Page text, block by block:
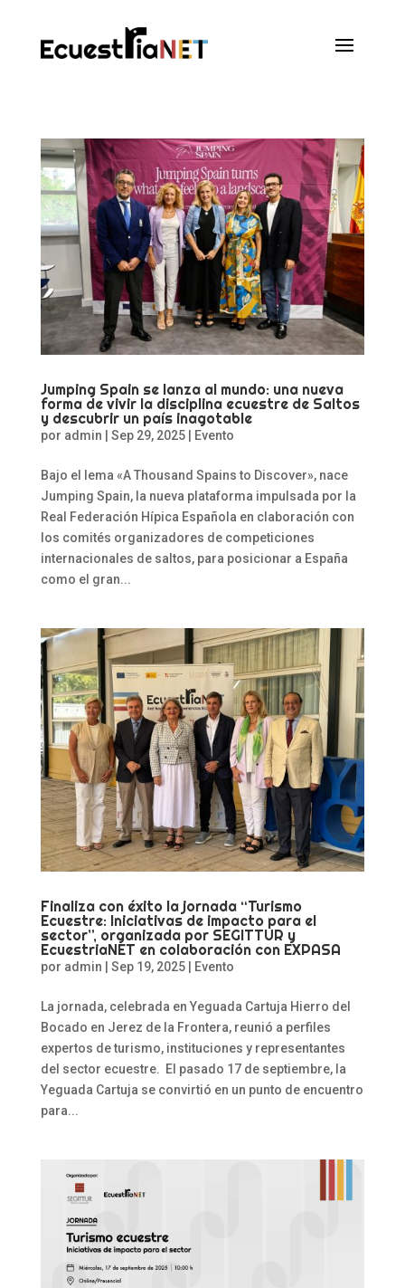
Jumping Spain se lanza al mundo: una nueva
forma de vivir la disciplina ecuestre de Saltos
y descubrir un país inagotable
por admin Sep 29, 2025| Evento
Bajo el lema «A Thousand Spains to Discover», nace
Jumping Spain, la nueva plataforma impulsada por la
Real Federación Hípica Española en claboración con
los comités organizadores de competiciones
internacionales de saltos, para posicionar a España
como el gran...
Finaliza con éxito la jornada “Turismo
Ecuestre: Iniciativas de impacto para el
sector”, organizada por SEGITTUR y
EcuestriaNET en colaboración con EXPASA
por admin Sep 19, 2025| Evento
La jornada, celebrada en Yeguada Cartuja Hierro del
Bocado en Jerez de la Frontera, reunió a perfiles
expertos de turismo, instituciones y representantes
del sector ecuestre. El pasado 17 de septiembre, la
Yeguada Cartuja se convirtió en un punto de encuentro
para...